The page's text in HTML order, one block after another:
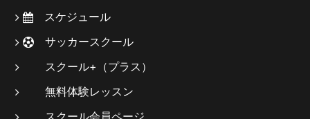
スケジュール
サッカースクール
スクール+（プラス）
無料体験レッスン